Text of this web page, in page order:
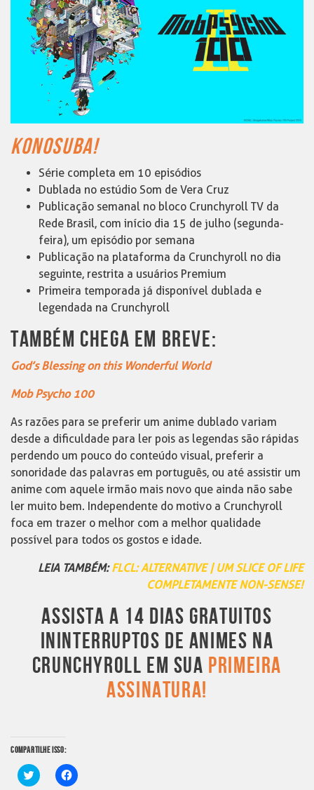
KONOSUBA!
Série completa em 10 episódios
Dublada no estúdio Som de Vera Cruz
Publicação semanal no bloco Crunchyroll TV da
Rede Brasil, com início dia 15 de julho (segunda-
feira), um episódio por semana
Publicação na plataforma da Crunchyroll no dia
seguinte, restrita a usuários Premium
Primeira temporada já disponível dublada e
legendada na Crunchyroll
TAMBÉM CHEGA EM BREVE:
God’s Blessing on this Wonderful World
Mob Psycho 100
As razões para se preferir um anime dublado variam
desde a dificuldade para ler pois as legendas são rápidas
perdendo um pouco do conteúdo visual, preferir a
sonoridade das palavras em português, ou até assistir um
anime com aquele irmão mais novo que ainda não sabe
ler muito bem. Independente do motivo a Crunchyroll
foca em trazer o melhor com a melhor qualidade
possível para todos os gostos e idade.
LEIA TAMBÉM:FLCL: ALTERNATIVE | UM SLICE OF LIFE
COMPLETAMENTE NON-SENSE!
ASSISTA A 14 DIAS GRATUITOS
ININTERRUPTOS DE ANIMES NA
CRUNCHYROLL EM SUA PRIMEIRA
ASSINATURA!
COMPARTILHE ISSO:
Clique
para
Clique
para